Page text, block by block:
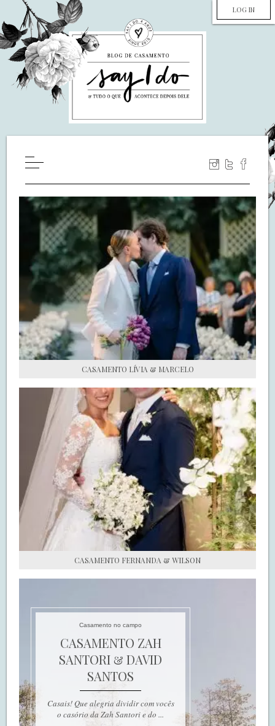
LOG IN
WILL YOU MARRY ME?
LUA DE MEL
COZINHA
DECORAÇÃO
DE NOIVA PRA NOIVA
S.O.S CASADAS
FALE COM O SAY I DO
CASAMENTO LÍVIA & MARCELO
CASAMENTO FERNANDA & WILSON
Casamento no campo
CASAMENTO ZAH
SANTORI & DAVID
SANTOS
Casais! Que alegria dividir com vocês
o casório da Zah Santori e do ...